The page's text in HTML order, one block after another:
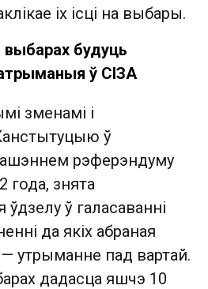
іх ісці на выбары.
будуць
ў СІЗА
зменамі і
ў
рэферэндуму
года, знята
ў галасаванні
да якіх абраная
утрыманне пад вартай.
дадасца яшчэ 10